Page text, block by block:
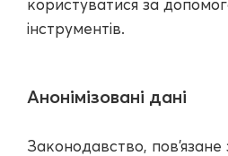
користуватися за
інструментів.
Анонімізовані дані
Законодавство, пов'язане